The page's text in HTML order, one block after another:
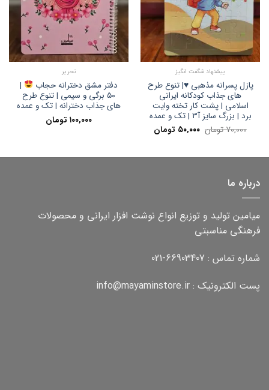
پیشنهاد شگفت انگیز
پازل پسرانه مذهبی ♥️| تنوع طرح
های جذاب کودکانه ایرانی
اسلامی | پشت کار تخته وایت
برد | بزرگ سایز آ۳ | تک و عمده
۷۰,۰۰۰تومان قیمت
اصلی:
۵۰,۰۰۰ تومان
تحریر
دفتر مشق دخترانه حجاب
|
۵۰ برگی و سیمی | تنوع طرح
های جذاب دخترانه | تک و عمده
۱۰۰,۰۰۰ تومان
درباره ما
میامین تولید و توزیع انواع نوشت افزار ایرانی و محصولات
فرهنگی مناسبتی
شماره تماس : 66903407-021
پست الکترونیک : info@mayaminstore.ir